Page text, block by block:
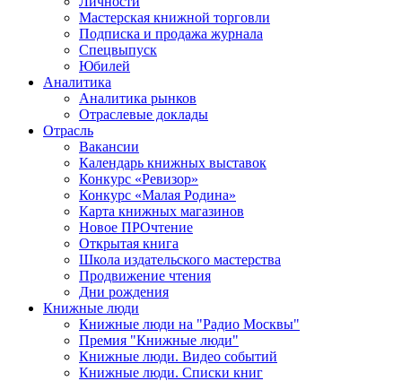
Мастерская книжной торговли
Подписка и продажа журнала
Спецвыпуск
Юбилей
Аналитика
Аналитика рынков
Отраслевые доклады
Отрасль
Вакансии
Календарь книжных выставок
Конкурс «Ревизор»
Конкурс «Малая Родина»
Карта книжных магазинов
Новое ПРОчтение
Открытая книга
Школа издательского мастерства
Продвижение чтения
Дни рождения
Книжные люди
Книжные люди на "Радио Москвы"
Премия "Книжные люди"
Книжные люди. Видео событий
Книжные люди. Списки книг